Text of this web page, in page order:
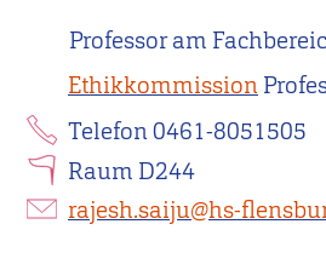
Professor am
Ethikkommission
Telefon 0461-8051505
Raum D244
rajesh.saiju@hs-